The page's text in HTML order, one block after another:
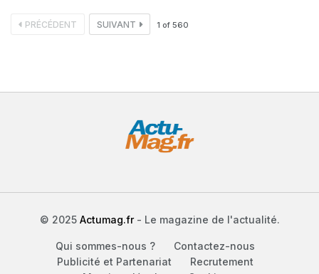
PRÉCÉDENT SUIVANT 1 of 560
© 2025 Actumag.fr- Le magazine de l'actualité.
Qui sommes-nous ?
Contactez-nous
Publicité et Partenariat
Recrutement